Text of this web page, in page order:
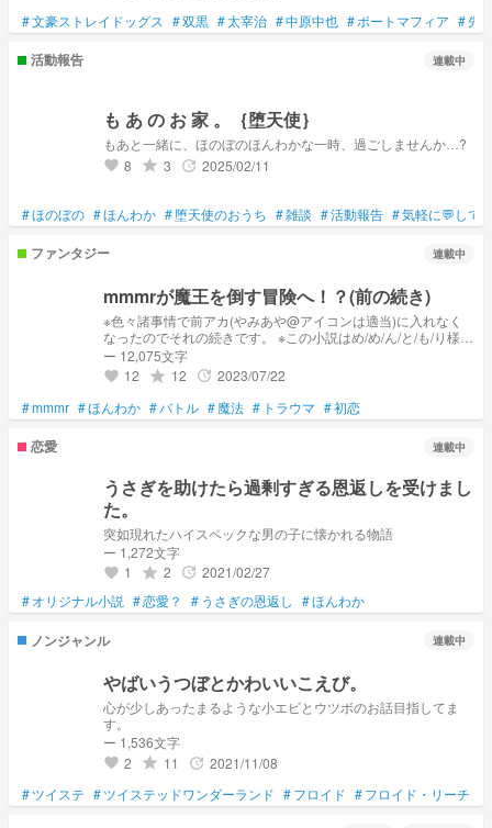
#文豪ストレイドッグス #双黒 #太宰治 #中原中也 #ポートマフィア #先
活動報告 連載中
も あ の お 家 。｛堕天使｝
もあと一緒に、ほのぼのほんわかな一時、過ごしませんか…?
favorite 8 grade 3 update 2025/02/11
#ほのぼの #ほんわか #堕天使のおうち #雑談 #活動報告 #気軽に💬して
ファンタジー 連載中
mmmrが魔王を倒す冒険へ！？(前の続き)
※色々諸事情で前アカ(やみあや@アイコンは適当)に入れなく
なったのでそれの続きです。 ※この小説はめ/め/ん/と/も/り様及
びめ/め/村様の二次創作です。 ※モブやサブキャラでオリキャ
ラが出てきます。 ご了承くださいませ。 私め/め/ん/と/も/りで
す！色々メンバーが揃い始めて、そろそろ海の場所へしゅっぱ
ーつ！！ってところなんですが………なんか 不穏な空気が漂
っているような……？ ファンタジーっぽくてコメディーっぽ
ー 12,075文字
favorite 12 grade 12 update 2023/07/22
#mmmr #ほんわか #バトル #魔法 # トラウマ #初恋
恋愛 連載中
うさぎを助けたら過剰すぎる恩返しを受けまし
た。
突如現れたハイスペックな男の子に懐かれる物語
ー 1,272文字
favorite 1 grade 2 update 2021/02/27
#オリジナル小説 #恋愛？ # うさぎの恩返し #ほんわか
ノンジャンル 連載中
やばいうつぼとかわいいこえび。
心が少しあったまるような小エビとウツボのお話目指してま
す。
ー 1,536文字
favorite 2 grade 11 update 2021/11/08
#ツイステ #ツイステッドワンダーランド #フロイド #フロイド・リーチ